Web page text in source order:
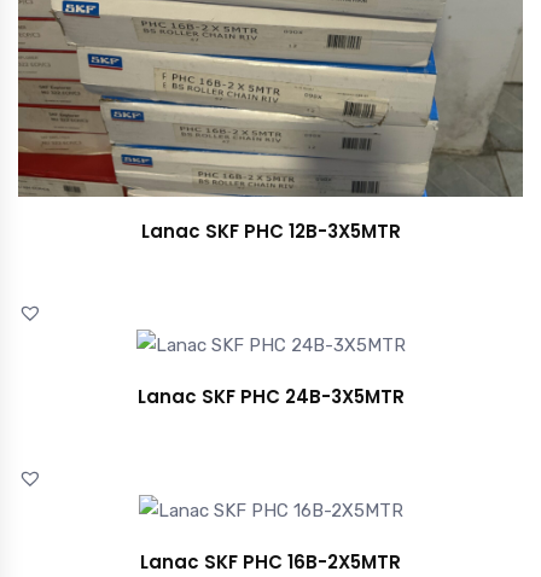
Lanac SKF PHC 12B-3X5MTR
Lanac SKF PHC 24B-3X5MTR
Lanac SKF PHC 16B-2X5MTR